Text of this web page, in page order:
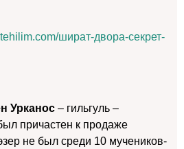
шират-двора-секрет-
Урканос – гильгуль –
причастен к продаже
не был среди 10 мучеников-